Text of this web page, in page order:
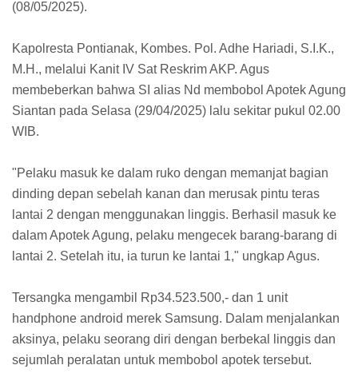
(08/05/2025).
Kapolresta Pontianak, Kombes. Pol. Adhe Hariadi, S.I.K.,
M.H., melalui Kanit IV Sat Reskrim AKP. Agus
membeberkan bahwa SI alias Nd membobol Apotek Agung
Siantan pada Selasa (29/04/2025) lalu sekitar pukul 02.00
WIB.
"Pelaku masuk ke dalam ruko dengan memanjat bagian
dinding depan sebelah kanan dan merusak pintu teras
lantai 2 dengan menggunakan linggis. Berhasil masuk ke
dalam Apotek Agung, pelaku mengecek barang-barang di
lantai 2. Setelah itu, ia turun ke lantai 1," ungkap Agus.
Tersangka mengambil Rp34.523.500,- dan 1 unit
handphone android merek Samsung. Dalam menjalankan
aksinya, pelaku seorang diri dengan berbekal linggis dan
sejumlah peralatan untuk membobol apotek tersebut.